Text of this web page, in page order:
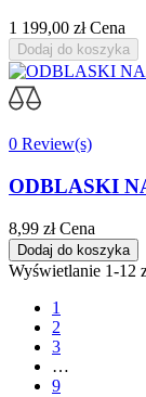
1 199,00 zł Cena
Dodaj do koszyka
0 Review(s)
ODBLASKI
8,99 zł Cena
Dodaj do koszyka
Wyświetlanie 1-12
1
2
3
…
9